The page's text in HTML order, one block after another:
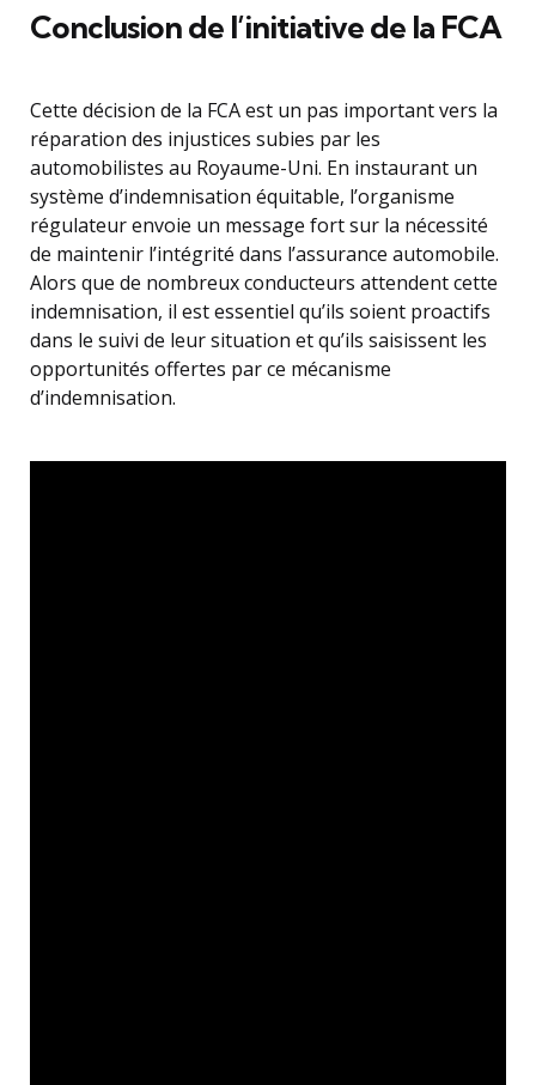
Conclusion de l’initiative de la FCA
Cette décision de la FCA est un pas important vers la
réparation des injustices subies par les
automobilistes au Royaume-Uni. En instaurant un
système d’indemnisation équitable, l’organisme
régulateur envoie un message fort sur la nécessité
de maintenir l’intégrité dans l’assurance automobile.
Alors que de nombreux conducteurs attendent cette
indemnisation, il est essentiel qu’ils soient proactifs
dans le suivi de leur situation et qu’ils saisissent les
opportunités offertes par ce mécanisme
d’indemnisation.